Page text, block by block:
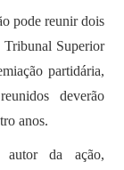
pode reunir dois
Superior
partidária,
deverão
anos.
autor da ação,